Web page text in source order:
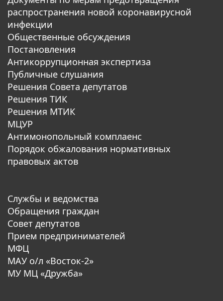
распространения новой коронавирусной
инфекции
Общественные обсуждения
Постановления
Антикоррупционная экспертиза
Публичные слушания
Решения Совета депутатов
Решения ТИК
Решения МТИК
МЦУР
Антимонопольный комплаенс
Порядок обжалования нормативных
правовых актов
Службы и ведомства
Обращения граждан
Совет депутатов
Прием предпринимателей
МФЦ
МАУ о/л «Восток-2»
МУ МЦ «Дружба»